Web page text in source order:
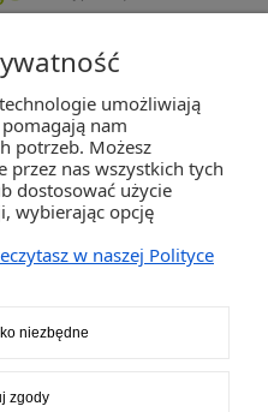
Radzionków, śląskie NIP: 645-241-94-
umożliwiają
nam
potrzeb. Możesz
przez nas wszystkich tych
dostosować użycie
wybierając opcję
w naszej Polityce
niezbędne
zgody